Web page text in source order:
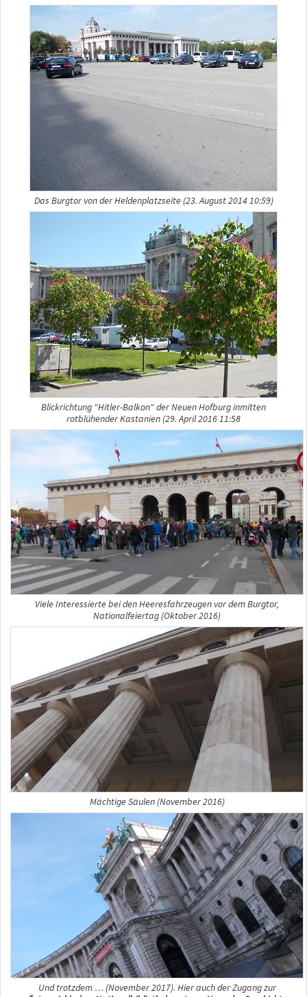
Das Burgtor von der Heldenplatzseite (23. August 2014 10:59)
Blickrichtung "Hitler-Balkon" der Neuen Hofburg inmitten
rotblühender Kastanien (29. April 2016 11:58
Viele Interessierte bei den Heeresfahrzeugen vor dem Burgtor,
Nationalfeiertag (Oktober 2016)
Mächtige Säulen (November 2016)
Und trotzdem … (November 2017). Hier auch der Zugang zur